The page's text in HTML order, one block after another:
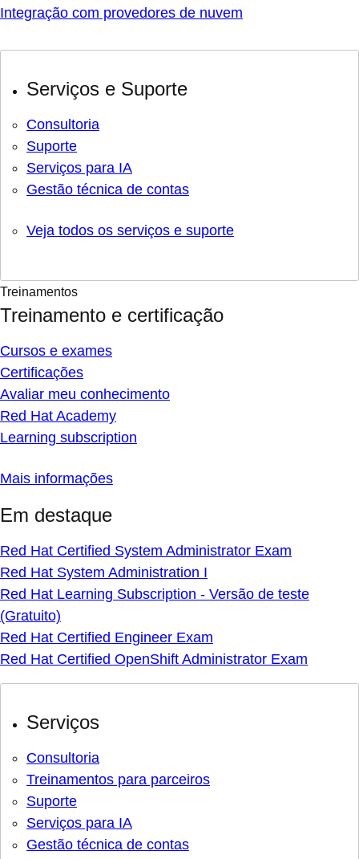
Integração com provedores de nuvem
Serviços e Suporte
Consultoria
Suporte
Serviços para IA
Gestão técnica de contas
Veja todos os serviços e suporte
Treinamentos
Treinamento e certificação
Cursos e exames
Certificações
Avaliar meu conhecimento
Red Hat Academy
Learning subscription
Mais informações
Em destaque
Red Hat Certified System Administrator Exam
Red Hat System Administration I
Red Hat Learning Subscription - Versão de teste
(Gratuito)
Red Hat Certified Engineer Exam
Red Hat Certified OpenShift Administrator Exam
Serviços
Consultoria
Treinamentos para parceiros
Suporte
Serviços para IA
Gestão técnica de contas